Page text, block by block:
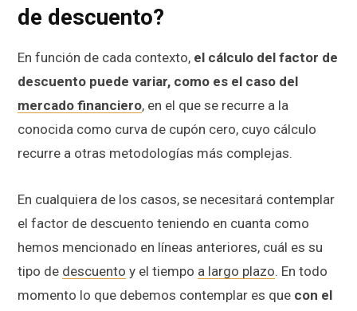
de descuento?
En función de cada contexto, el cálculo del factor de
descuento puede variar, como es el caso del
mercado financiero, en el que se recurre a la
conocida como curva de cupón cero, cuyo cálculo
recurre a otras metodologías más complejas.
En cualquiera de los casos, se necesitará contemplar
el factor de descuento teniendo en cuanta como
hemos mencionado en líneas anteriores, cuál es su
tipo de descuento y el tiempo a largo plazo. En todo
momento lo que debemos contemplar es que con el